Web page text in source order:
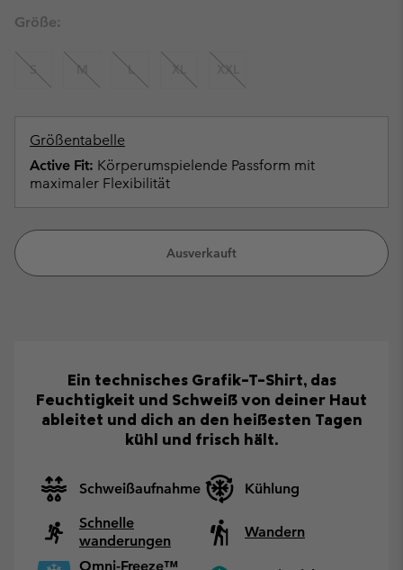
Größe:
S M L XL XXL
Größentabelle
Active Fit: Körperumspielende Passform mit
maximaler Flexibilität
Ausverkauft
Ein technisches Grafik-T-Shirt, das
Feuchtigkeit und Schweiß von deiner Haut
ableitet und dich an den heißesten Tagen
kühl und frisch hält.
Schweißaufnahme
Kühlung
Schnelle
wanderungen
Wandern
Omni-Freeze™